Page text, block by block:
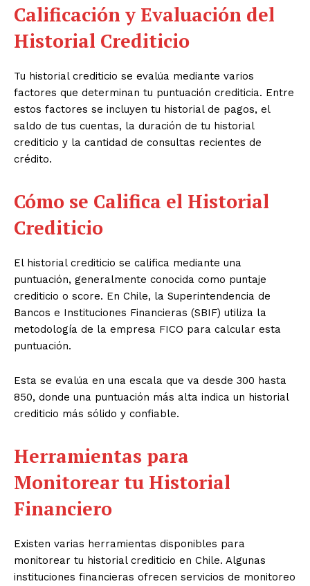
Calificación y Evaluación del
Historial Crediticio
Tu historial crediticio se evalúa mediante varios
factores que determinan tu puntuación crediticia. Entre
estos factores se incluyen tu historial de pagos, el
saldo de tus cuentas, la duración de tu historial
crediticio y la cantidad de consultas recientes de
crédito.
Cómo se Califica el Historial
Crediticio
El historial crediticio se califica mediante una
puntuación, generalmente conocida como puntaje
crediticio o score. En Chile, la Superintendencia de
Bancos e Instituciones Financieras (SBIF) utiliza la
metodología de la empresa FICO para calcular esta
puntuación.
Esta se evalúa en una escala que va desde 300 hasta
850, donde una puntuación más alta indica un historial
crediticio más sólido y confiable.
Herramientas para
Monitorear tu Historial
Financiero
Existen varias herramientas disponibles para
monitorear tu historial crediticio en Chile. Algunas
instituciones financieras ofrecen servicios de monitoreo